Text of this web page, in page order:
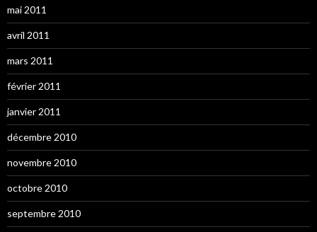
mai 2011
avril 2011
mars 2011
février 2011
janvier 2011
décembre 2010
novembre 2010
octobre 2010
septembre 2010